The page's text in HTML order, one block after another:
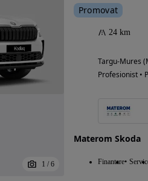
Eligibil pentru
1 / 6
Promovat
24 km
Targu-Mures
Profesionist •
Materom Skoda
Finantare